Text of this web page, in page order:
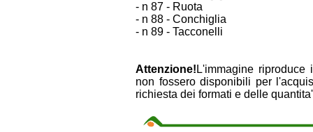
- n 87 - Ruota
- n 88 - Conchiglia
- n 89 - Tacconelli
Attenzione! L'immagine
non fossero disponibili per
richiesta dei formati e delle